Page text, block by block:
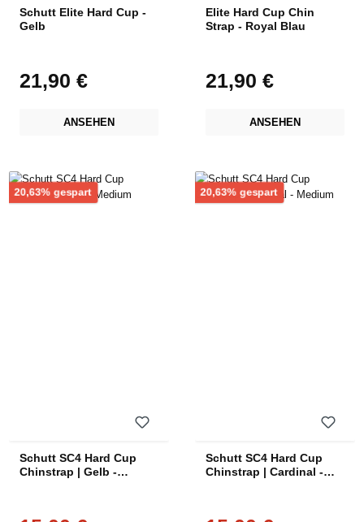
Schutt Elite Hard Cup -
Gelb
Regulärer Preis:
21,90 €
ANSEHEN
Elite Hard Cup Chin
Strap - Royal Blau
Regulärer Preis:
21,90 €
ANSEHEN
20,63% gespart Rabatt
Schutt SC4 Hard Cup
Chinstrap | Gelb -
20,63% gespart Rabatt
Schutt SC4 Hard Cup
Chinstrap | Cardinal -